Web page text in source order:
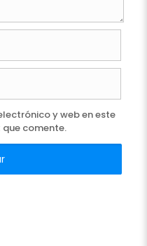
y web en este
comente.